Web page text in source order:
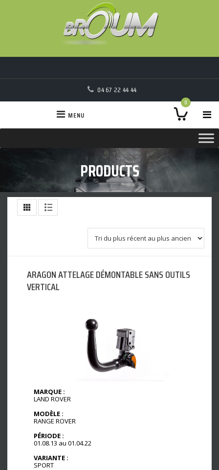
04 67 22 44 44
0
MENU
PRODUCTS
ARAGON ATTELAGE DÉMONTABLE SANS OUTILS
VERTICAL
MARQUE :
LAND ROVER
MODÈLE :
RANGE ROVER
PÉRIODE :
01.08.13 au 01.04.22
VARIANTE :
SPORT